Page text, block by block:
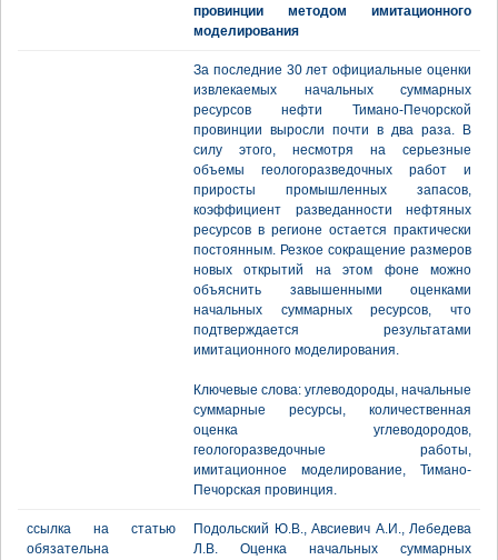
провинции методом имитационного
моделирования
За последние 30 лет официальные оценки
извлекаемых начальных суммарных
ресурсов нефти Тимано-Печорской
провинции выросли почти в два раза. В
силу этого, несмотря на серьезные
объемы геологоразведочных работ и
приросты промышленных запасов,
коэффициент разведанности нефтяных
ресурсов в регионе остается практически
постоянным. Резкое сокращение размеров
новых открытий на этом фоне можно
объяснить завышенными оценками
начальных суммарных ресурсов, что
подтверждается результатами
имитационного моделирования.
Ключевые слова: углеводороды, начальные
суммарные ресурсы, количественная
оценка углеводородов,
геологоразведочные работы,
имитационное моделирование, Тимано-
Печорская провинция.
ссылка на статью
обязательна
Подольский Ю.В., Авсиевич А.И., Лебедева
Л.В. Оценка начальных суммарных